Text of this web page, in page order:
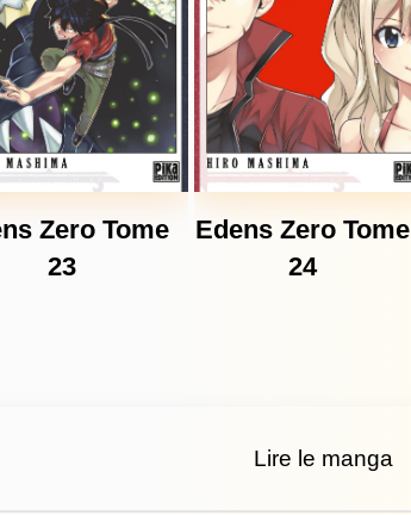
Zero Tome
23
Edens Zero Tome
24
Lire le manga